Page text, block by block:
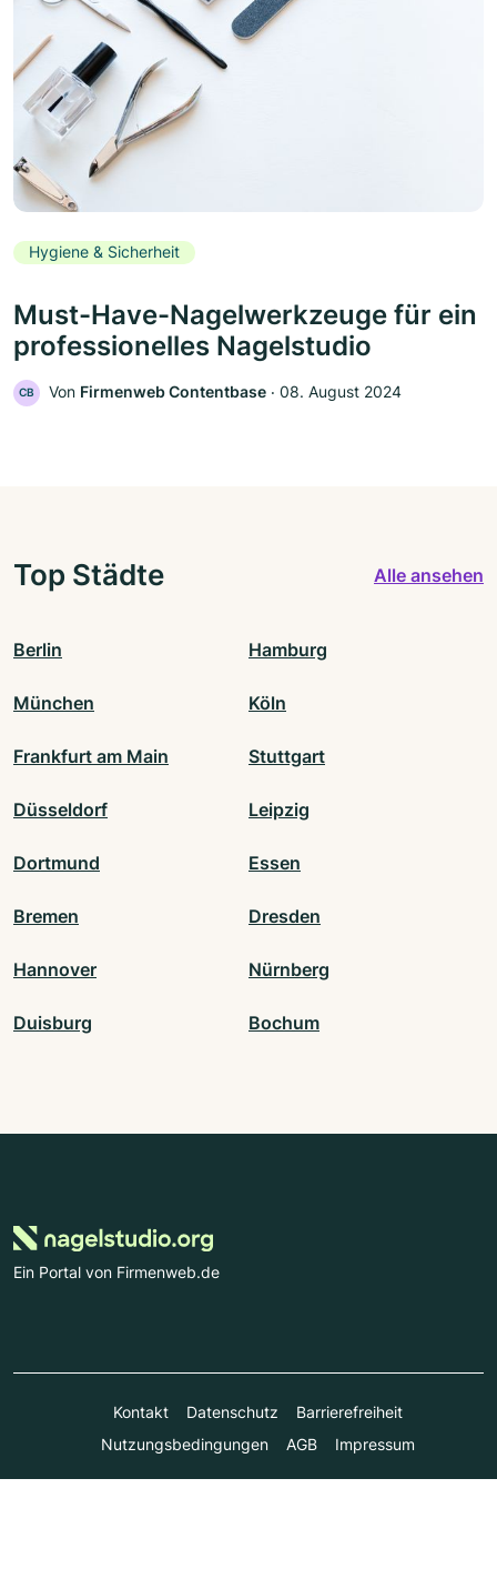
Hygiene & Sicherheit
Must-Have-Nagelwerkzeuge für ein
professionelles Nagelstudio
CB Von Firmenweb Contentbase ‧ 08. August 2024
Top Städte Alle ansehen
Berlin Hamburg
München Köln
Frankfurt am Main Stuttgart
Düsseldorf Leipzig
Dortmund Essen
Bremen Dresden
Hannover Nürnberg
Duisburg Bochum
Ein Portal von Firmenweb.de
Kontakt Datenschutz
Barrierefreiheit
Nutzungsbedingungen
AGB Impressum